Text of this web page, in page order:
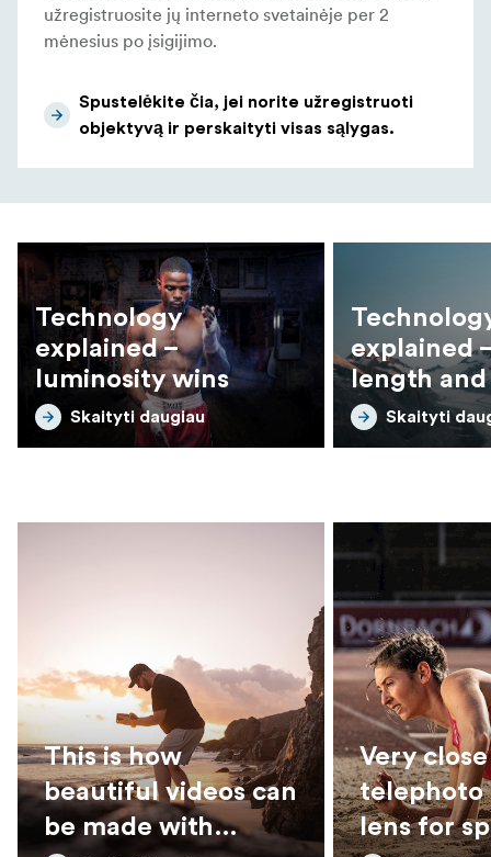
užregistruosite jų interneto svetainėje per 2
mėnesius po įsigijimo.
Spustelėkite čia, jei norite užregistruoti
objektyvą ir perskaityti visas sąlygas.
Technology
explained –
luminosity wins
Skaityti daugiau
explained
length and
effect
Skaityti
This is how
beautiful videos can
be made with
Very
telephoto
lens for